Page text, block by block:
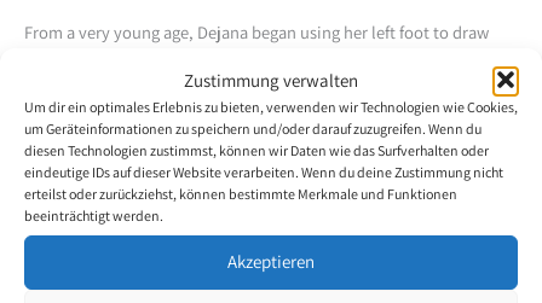
Zustimmung verwalten
Um dir ein optimales Erlebnis zu bieten, verwenden wir Technologien wie Cookies,
um Geräteinformationen zu speichern und/oder darauf zuzugreifen. Wenn du
diesen Technologien zustimmst, können wir Daten wie das Surfverhalten oder
eindeutige IDs auf dieser Website verarbeiten. Wenn du deine Zustimmung nicht
erteilst oder zurückziehst, können bestimmte Merkmale und Funktionen
beeinträchtigt werden.
Akzeptieren
From a very young age, Dejana began using her left foot to draw
develop impressive control and expression through her art, turning
her physical challenges into a unique artistic strength.
Back to the artists overview